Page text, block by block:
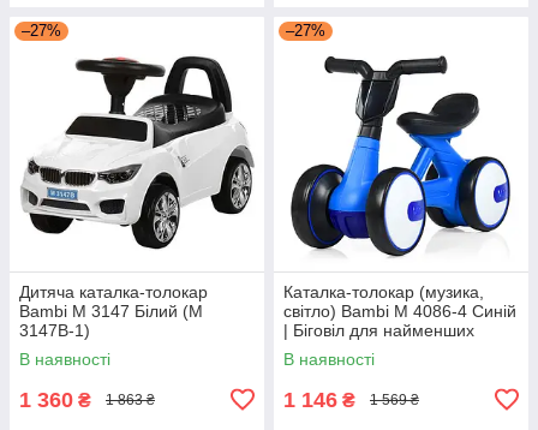
–27%
Дитяча каталка-толокар
Bambi M 3147 Білий (M
3147B-1)
В наявності
1 360 ₴ 1 863 ₴
–27%
Каталка-толокар (музика,
світло) Bambi M 4086-4 Синій
| Біговіл для найменших
В наявності
1 146 ₴ 1 569 ₴